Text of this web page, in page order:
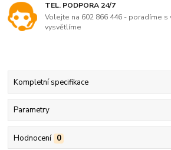
TEL. PODPORA 24/7
Volejte na 602 866 446 - poradíme s
vysvětlíme
Kompletní specifikace
Parametry
Hodnocení 0